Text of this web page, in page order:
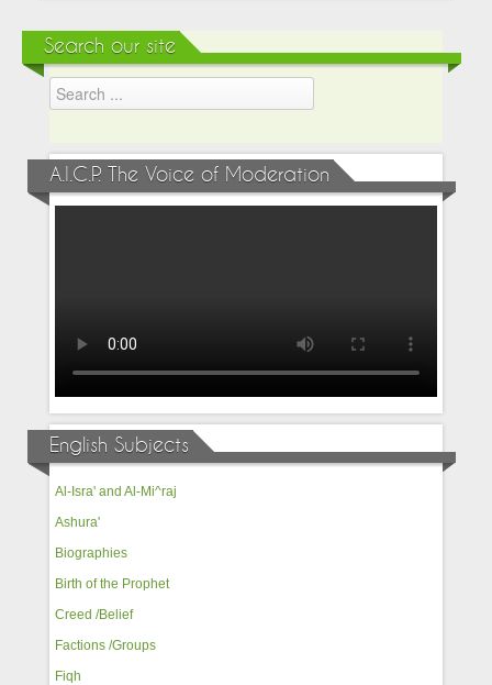
Search our site
A.I.C.P. The Voice of Moderation
English Subjects
Al-Isra' and Al-Mi^raj
Ashura'
Biographies
Birth of the Prophet
Creed /Belief
Factions /Groups
Fiqh